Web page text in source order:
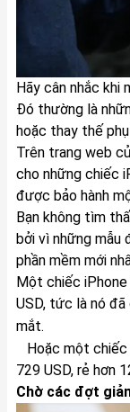
Hãy cân nhắc khi
Đó thường là
hoặc thay thế
Trên trang web
cho những chiếc
được bảo hành
Bạn không tìm
bởi vì những mẫu
phần mềm mới
Một chiếc
USD, tức là nó
mắt.
Hoặc một
729 USD, rẻ hơn
Chờ các đợt